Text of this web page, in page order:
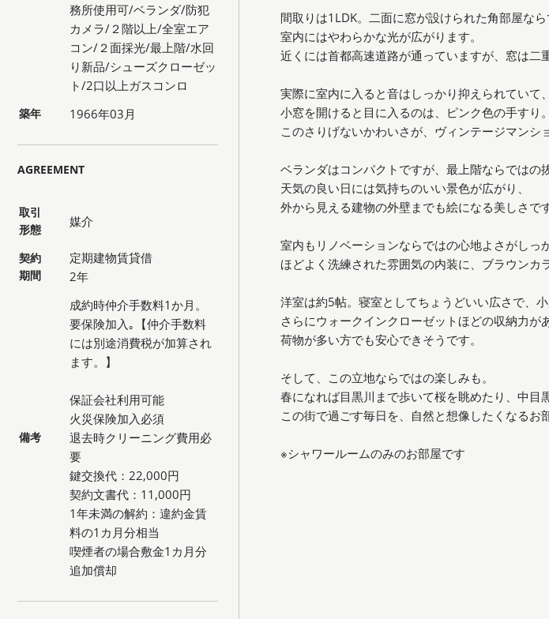
務所使用可/ベランダ/防犯
カメラ/２階以上/全室エア
コン/２面採光/最上階/水回
り新品/シューズクローゼッ
ト/2口以上ガスコンロ
築年 1966年03月
AGREEMENT
取引
形態
媒介
契約
期間
定期建物賃貸借
2年
備考
成約時仲介手数料1か月。
要保険加入｡【仲介手数料
には別途消費税が加算され
ます。】
保証会社利用可能
火災保険加入必須
退去時クリーニング費用必
要
鍵交換代：22,000円
契約文書代：11,000円
1年未満の解約：違約金賃
料の1カ月分相当
喫煙者の場合敷金1カ月分
追加償却
間取りは1LDK。二面に窓が設けられた角部屋なら
室内にはやわらかな光が広がります。
近くには首都高速道路が通っていますが、窓は二
実際に室内に入ると音はしっかり抑えられていて
小窓を開けると目に入るのは、ピンク色の手すり。
このさりげないかわいさが、ヴィンテージマンシ
ベランダはコンパクトですが、最上階ならではの
天気の良い日には気持ちのいい景色が広がり、
外から見える建物の外壁までも絵になる美しさです
室内もリノベーションならではの心地よさがしっか
ほどよく洗練された雰囲気の内装に、ブラウンカ
洋室は約5帖。寝室としてちょうどいい広さで、
さらにウォークインクローゼットほどの収納力が
荷物が多い方でも安心できそうです。
そして、この立地ならではの楽しみも。
春になれば目黒川まで歩いて桜を眺めたり、中目
この街で過ごす毎日を、自然と想像したくなるお
※シャワールームのみのお部屋です